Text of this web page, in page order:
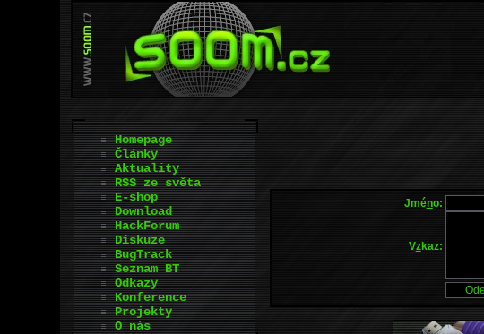
Jméno:
Vzkaz:
Homepage
Články
Aktuality
RSS ze světa
E-shop
Download
HackForum
Diskuze
BugTrack
Seznam BT
Odkazy
Konference
Projekty
O nás